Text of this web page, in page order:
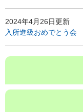
2024年4月26日更新
入所進級おめでとう会